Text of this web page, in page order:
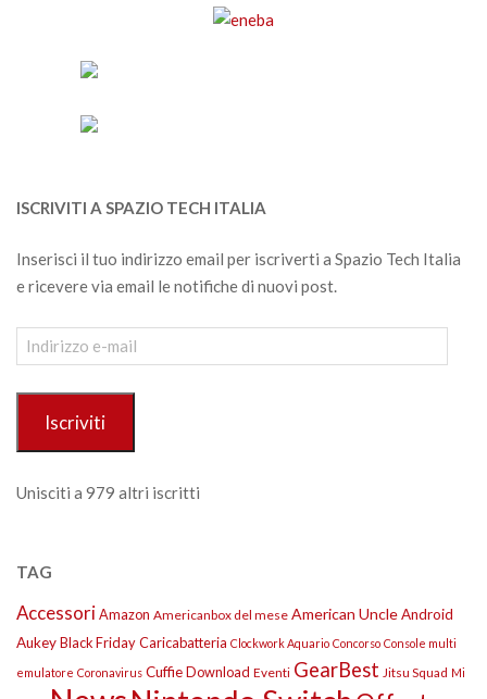
ISCRIVITI A SPAZIO TECH ITALIA
Inserisci il tuo indirizzo email per iscriverti a Spazio Tech Italia
e ricevere via email le notifiche di nuovi post.
Indirizzo
e-
Iscriviti
Unisciti a 979 altri iscritti
TAG
AccessoriAmazon Americanbox del mese American UncleAndroid
AukeyBlack FridayCaricabatteria Clockwork Aquario Concorso Console multi
emulatore Coronavirus CuffieDownload Eventi GearBest Jitsu Squad Mi